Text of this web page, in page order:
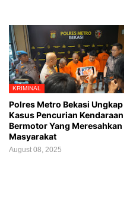
KRIMINAL
Polres Metro Bekasi Ungkap
Kasus Pencurian Kendaraan
Bermotor Yang Meresahkan
Masyarakat
August 08, 2025